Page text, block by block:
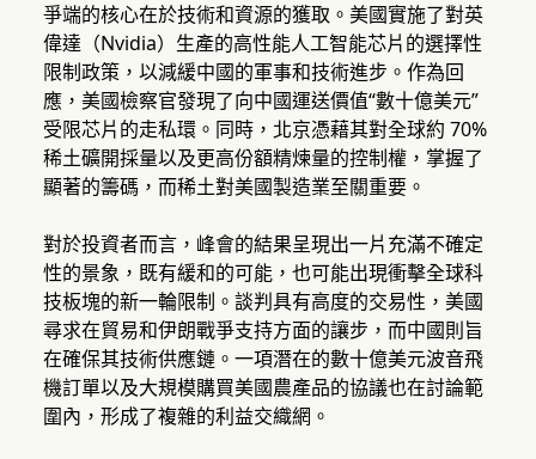
爭端的核心在於技術和資源的獲取。美國實施了對英
偉達（Nvidia）生產的高性能人工智能芯片的選擇性
限制政策，以減緩中國的軍事和技術進步。作為回
應，美國檢察官發現了向中國運送價值“數十億美元”
受限芯片的走私環。同時，北京憑藉其對全球約 70%
稀土礦開採量以及更高份額精煉量的控制權，掌握了
顯著的籌碼，而稀土對美國製造業至關重要。
對於投資者而言，峰會的結果呈現出一片充滿不確定
性的景象，既有緩和的可能，也可能出現衝擊全球科
技板塊的新一輪限制。談判具有高度的交易性，美國
尋求在貿易和伊朗戰爭支持方面的讓步，而中國則旨
在確保其技術供應鏈。一項潛在的數十億美元波音飛
機訂單以及大規模購買美國農產品的協議也在討論範
圍內，形成了複雜的利益交織網。